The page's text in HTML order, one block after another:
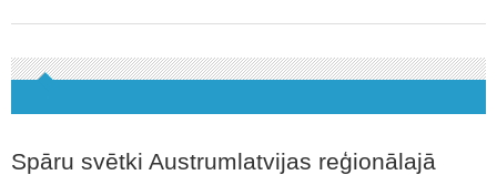
Spāru svētki Austrumlatvijas reģionālajā